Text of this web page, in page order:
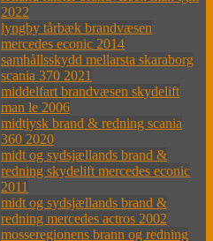
2022
lyngby tårbæk brandvæsen
mercedes econic 2014
samhållsskydd mellarsta skaraborg
scania 370 2021
middelfart brandvæsen skydelift
man le 2006
midtjysk brand & redning scania
360 2020
midt og sydsjællands brand &
redning skydelift mercedes econic
2011
midt og sydsjællands brand &
redning mercedes actros 2002
mosseregionens brann og redning